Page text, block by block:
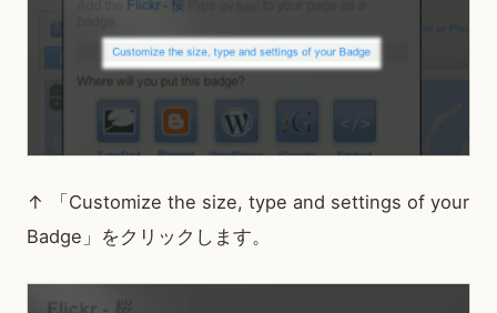
↑ 「Customize the size, type and settings of your
Badge」をクリックします。